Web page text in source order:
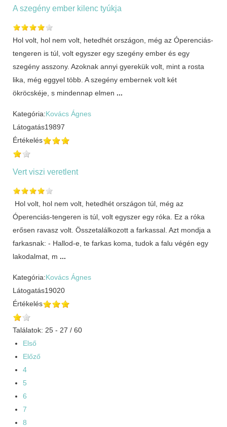
A szegény ember kilenc tyúkja
Hol volt, hol nem volt, hetedhét országon, még az Óperenciás-
tengeren is túl, volt egyszer egy szegény ember és egy
szegény asszony. Azoknak annyi gyerekük volt, mint a rosta
lika, még eggyel több. A szegény embernek volt két
ökröcskéje, s mindennap elmen ...
Kategória:Kovács Ágnes
Látogatás19897
Értékelés
Vert viszi veretlent
Hol volt, hol nem volt, hetedhét országon túl, még az
Óperenciás-tengeren is túl, volt egyszer egy róka. Ez a róka
erősen ravasz volt. Összetalálkozott a farkassal. Azt mondja a
farkasnak: - Hallod-e, te farkas koma, tudok a falu végén egy
lakodalmat, m ...
Kategória:Kovács Ágnes
Látogatás19020
Értékelés
Találatok: 25 - 27 / 60
Első
Előző
4
5
6
7
8